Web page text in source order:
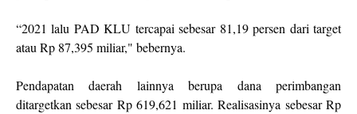
“2021 lalu PAD KLU tercapai sebesar 81,19 persen dari target
atau Rp 87,395 miliar," bebernya.
Pendapatan daerah lainnya berupa dana perimbangan
ditargetkan sebesar Rp 619,621 miliar. Realisasinya sebesar Rp